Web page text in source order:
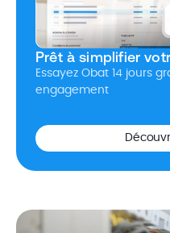
Prêt à simplifier
Essayez Obat 14 jours
engagement